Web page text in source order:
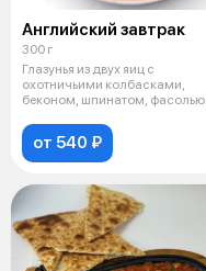
Английский завтрак
300 г
Глазунья из двух яиц с
охотничьими колбасками,
беконом, шпинатом, фасолью
от 540 ₽